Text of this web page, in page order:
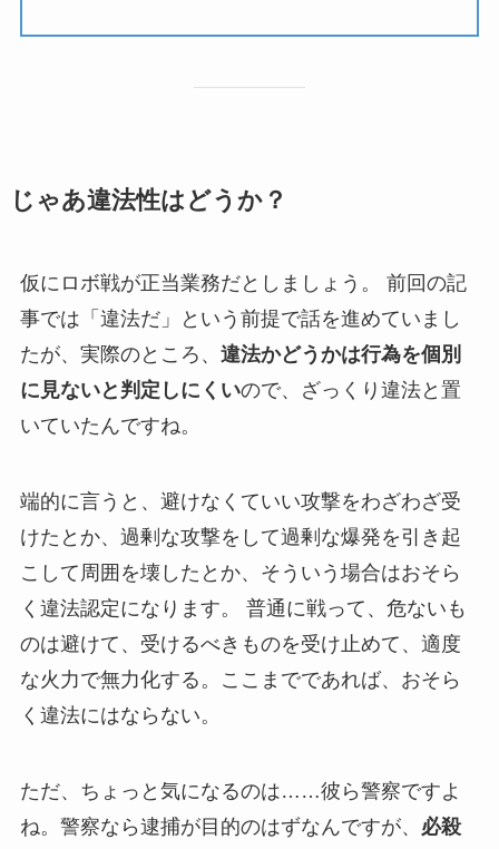
じゃあ違法性はどうか？
仮にロボ戦が正当業務だとしましょう。 前回の記
事では「違法だ」という前提で話を進めていまし
たが、実際のところ、 違法かどうかは行為を個別
に見ないと判定しにくいので、ざっくり違法と置
いていたんですね。
端的に言うと、避けなくていい攻撃をわざわざ受
けたとか、過剰な攻撃をして過剰な爆発を引き起
こして周囲を壊したとか、そういう場合はおそら
く違法認定になります。 普通に戦って、危ないも
のは避けて、受けるべきものを受け止めて、適度
な火力で無力化する。ここまでであれば、おそら
く違法にはならない。
ただ、ちょっと気になるのは……彼ら警察ですよ
ね。警察なら逮捕が目的のはずなんですが、 必殺